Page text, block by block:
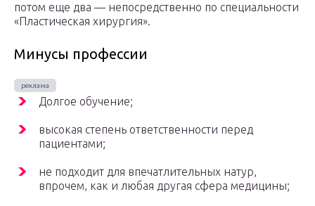
потом еще два — непосредственно по специальности
«Пластическая хирургия».
Минусы профессии
Долгое обучение;
высокая степень ответственности перед
пациентами;
не подходит для впечатлительных натур,
впрочем, как и любая другая сфера медицины;